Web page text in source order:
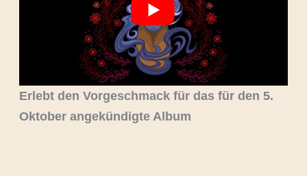
Erlebt den Vorgeschmack für das für den 5.
Oktober angekündigte Album